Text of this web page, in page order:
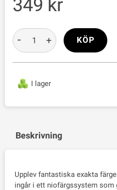
349
I lager
- + KÖP
Beskrivning
Upplev fantastiska exakta
ingår i ett niofärgssystem som